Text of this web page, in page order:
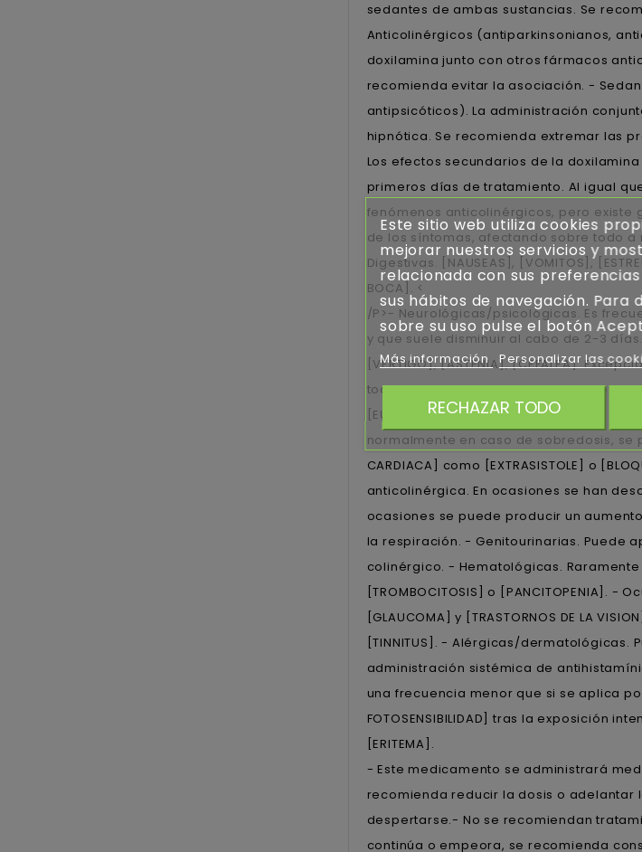
sedantes de ambas sustancias. Se
Anticolinérgicos (antiparkinsonianos,
doxilamina junto con otros fármacos
recomienda evitar la asociación. -
antipsicóticos). La administración
hipnótica. Se recomienda extremar las
Los efectos secundarios de la
primeros días de tratamiento. Al igual
fenómenos anticolinérgicos, pero
de los síntomas, afectando sobre todo a
Digestivas. [NAUSEAS], [VOMITOS],
BOCA]. <
/P>- Neurológicas/psicológicas. Es
y que suele disminuir al cabo de 2-3 días.
[VERTIGO], [ASTENIA], [CEFALEA].
todo en niños pequeños. Esta
[EUFORIA], [DELIRIO], palpitaciones e
normalmente en caso de sobredosis, se
CARDIACA] como [EXTRASISTOLE] o
anticolinérgica. En ocasiones se han
ocasiones se puede producir un
la respiración. - Genitourinarias. Puede
colinérgico. - Hematológicas. Raramente
[TROMBOCITOSIS] o
[GLAUCOMA] y [TRASTORNOS DE LA
[TINNITUS]. - Alérgicas/dermatológicas.
administración sistémica de
una frecuencia menor que si se aplica
FOTOSENSIBILIDAD] tras la exposición
[ERITEMA].
- Este medicamento se administrará
recomienda reducir la dosis o adelantar
despertarse.- No se recomiendan
continúa o empeora, se recomienda
Este sitio web utiliza cookies
mejorar nuestros servicios y
relacionada con sus
sus hábitos de navegación. Para
sobre su uso pulse el botón
Más información Personalizar las
RECHAZAR TODO